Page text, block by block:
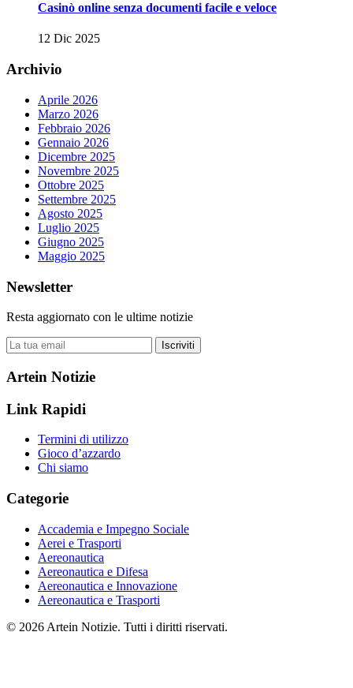
Casinò online senza documenti facile e veloce
12 Dic 2025
Archivio
Aprile 2026
Marzo 2026
Febbraio 2026
Gennaio 2026
Dicembre 2025
Novembre 2025
Ottobre 2025
Settembre 2025
Agosto 2025
Luglio 2025
Giugno 2025
Maggio 2025
Newsletter
Resta aggiornato con le ultime notizie
Iscriviti
Artein Notizie
Link Rapidi
Termini di utilizzo
Gioco d’azzardo
Chi siamo
Categorie
Accademia e Impegno Sociale
Aerei e Trasporti
Aereonautica
Aereonautica e Difesa
Aereonautica e Innovazione
Aereonautica e Trasporti
© 2026 Artein Notizie. Tutti i diritti riservati.